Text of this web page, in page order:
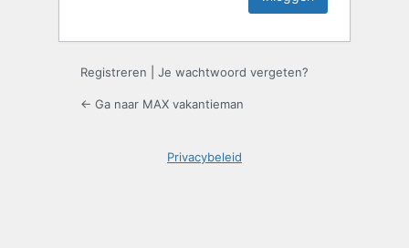
Registreren Je wachtwoord vergeten?
← Ga naar MAX vakantieman
Privacybeleid